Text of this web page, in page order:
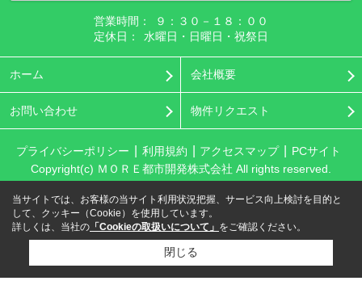
営業時間：
９：３０－１８：００
定休日：
水曜日・日曜日・祝祭日
ホーム 会社概要
お問い合わせ 物件リクエスト
プライバシーポリシー 利用規約 アクセスマップ
PCサイト
Copyright(c) ＭＯＲＥ都市開発株式会社 All rights reserved.
当サイトでは、お客様の当サイト利用状況把握、サービス向上検討を目的と
して、クッキー（Cookie）を使用しています。
詳しくは、当社の 「Cookieの取扱いについて」 をご確認ください。
閉じる